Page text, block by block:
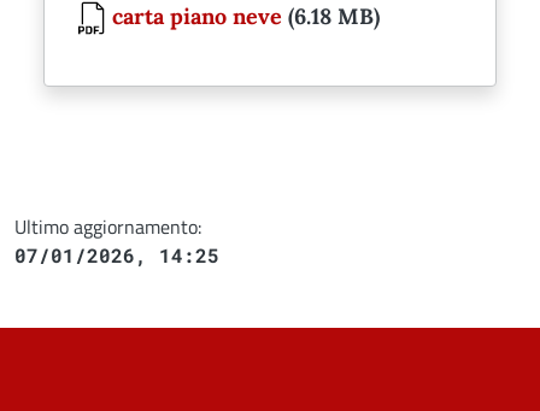
carta piano neve (6.18 MB)
Ultimo aggiornamento:
07/01/2026, 14:25